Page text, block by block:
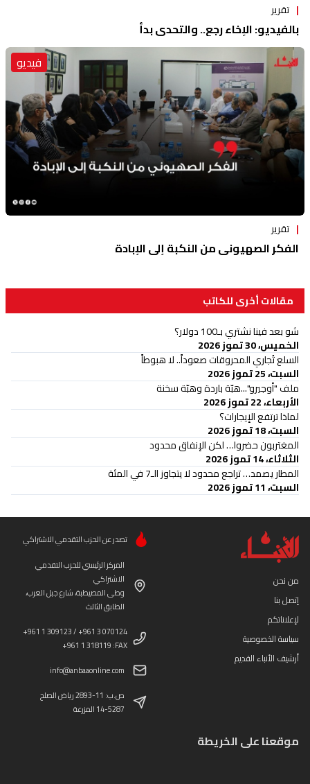
تقرير
بالفيديو: الإخاء رجع.. والتحدي بدأ
فيديو
تقرير
الفكر الصهيوني من النكبة إلى الإبادة
مقالات أخرى للكاتب
شو بعد فينا نشتري بـ100 دولار؟
الخميس، 30 تموز 2026
السلع تُجاري المحروقات صعوداً.. لا هبوطاً
السبت، 25 تموز 2026
ملف "أوجيرو"...هبّة باردة وهبّة سخنة
الأربعاء، 22 تموز 2026
لماذا ترتفع الإيجارات؟
السبت، 18 تموز 2026
المغتربون حضروا… لكن الإنفاق محدود
الثلاثاء، 14 تموز 2026
المطار يصمد… تراجع محدود لا يتجاوز الـ7 في المئة
السبت، 11 تموز 2026
من نحن
إتصل بنا
لإعلاناتكم
سياسة الخصوصية
أرشيف الأنباء القديم
تصدر عن الحزب التقدمي الاشتراكي
المركز الرئيسي للحزب التقدمي
الاشتراكي
وطى المصيطبة، شارع جبل العرب،
الطابق الثالث
+961 1 309123 / +961 3 070124
+961 1 318119 :FAX
info@anbaaonline.com
ص.ب: 11-2893 رياض الصلح
14-5287 المزرعة
موقعنا على الخريطة